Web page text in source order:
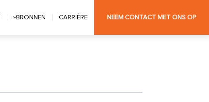
BRONNEN CARRIÈRE NEEM CONTACT MET ONS OP